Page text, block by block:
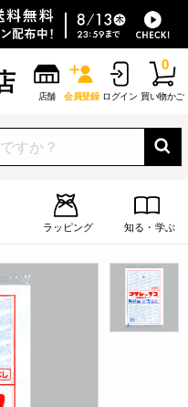
店舗 会員登録 ログイン 買い物かご
0
ラッピング 知る・学ぶ